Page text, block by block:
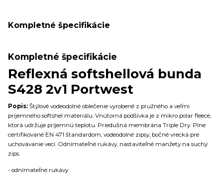
Kompletné špecifikácie
Kompletné špecifikácie
Reflexná softshellová bunda
S428 2v1 Portwest
Popis: Štýlové vodeodolné oblečenie vyrobené z pružného a veľmi
príjemného softshel materiálu. Vnútorná podšívka je z mikro polar fleece,
ktorá udržuje príjemnú teplotu. Priedušná membrána Triple Dry. Plne
certifikované EN 471 štandardom, vodeodolné zipsy, bočné vrecká pre
uchovávanie vecí. Odnímateľné rukávy, nastaviteľné manžety na suchý
zips.
- odnímateľné rukávy